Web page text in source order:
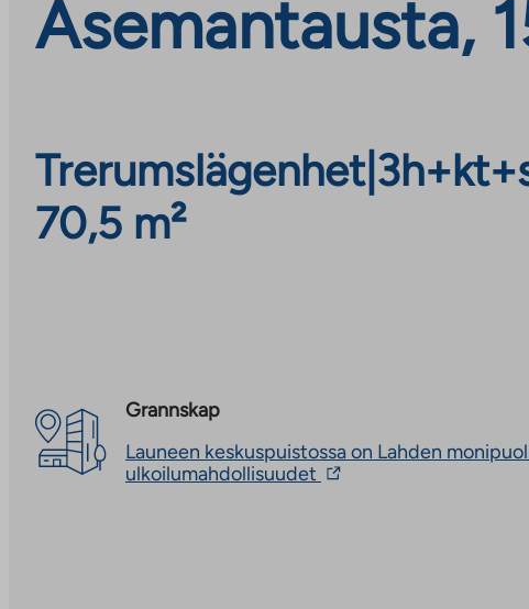
Asemantausta,
Trerumslägenhet|
70,5 m²
Grannskap
Launeen keskuspuistossa on Lahden
ulkoilumahdollisuudet The